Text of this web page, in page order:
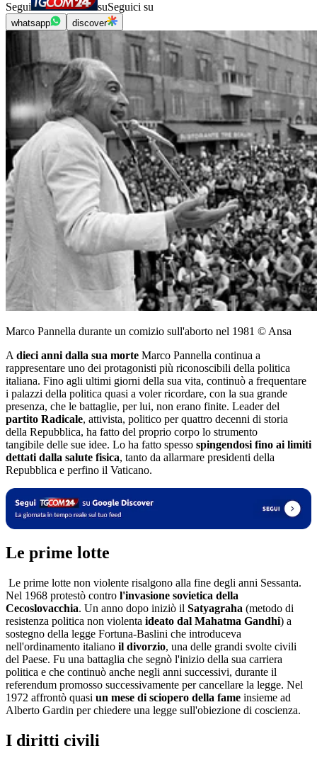
Segui suSeguici su
whatsapp discover
Marco Pannella durante un comizio sull'aborto nel 1981 © Ansa
A dieci anni dalla sua morte Marco Pannella continua a
rappresentare uno dei protagonisti più riconoscibili della politica
italiana. Fino agli ultimi giorni della sua vita, continuò a frequentare
i palazzi della politica quasi a voler ricordare, con la sua grande
presenza, che le battaglie, per lui, non erano finite. Leader del
partito Radicale, attivista, politico per quattro decenni di storia
della Repubblica, ha fatto del proprio corpo lo strumento
tangibile delle sue idee. Lo ha fatto spesso spingendosi fino ai limiti
dettati dalla salute fisica, tanto da allarmare presidenti della
Repubblica e perfino il Vaticano.
Le prime lotte
Le prime lotte non violente risalgono alla fine degli anni Sessanta.
Nel 1968 protestò contro l'invasione sovietica della
Cecoslovacchia. Un anno dopo iniziò il Satyagraha (metodo di
resistenza politica non violenta ideato dal Mahatma Gandhi) a
sostegno della legge Fortuna-Baslini che introduceva
nell'ordinamento italiano il divorzio, una delle grandi svolte civili
del Paese. Fu una battaglia che segnò l'inizio della sua carriera
politica e che continuò anche negli anni successivi, durante il
referendum promosso successivamente per cancellare la legge. Nel
1972 affrontò quasi un mese di sciopero della fame insieme ad
Alberto Gardin per chiedere una legge sull'obiezione di coscienza.
I diritti civili